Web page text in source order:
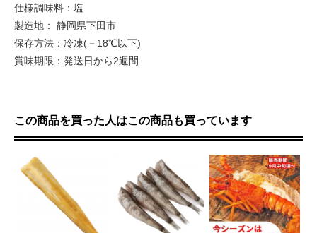
仕様調味料：塩
製造地： 静岡県下田市
保存方法：冷凍(－18℃以下)
賞味期限：発送日から2週間
この商品を買った人はこの商品も買っています